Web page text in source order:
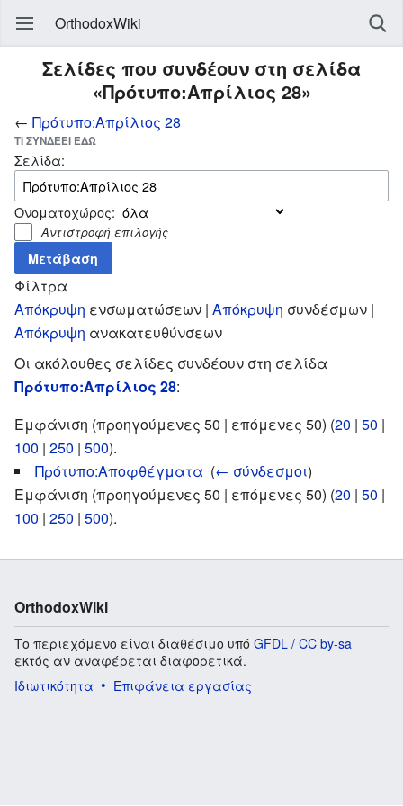
OrthodoxWiki
Σελίδες που συνδέουν στη σελίδα
«Πρότυπο:Απρίλιος 28»
← Πρότυπο:Απρίλιος 28
ΤΙ ΣΥΝΔΈΕΙ ΕΔΏ
Σελίδα:
Ονοματοχώρος:
Αντιστροφή επιλογής
Φίλτρα
Απόκρυψη ενσωματώσεων | Απόκρυψη συνδέσμων |
Απόκρυψη ανακατευθύνσεων
Οι ακόλουθες σελίδες συνδέουν στη σελίδα
Πρότυπο:Απρίλιος 28:
Εμφάνιση (προηγούμενες 50 | επόμενες 50) (20 | 50 |
100 | 250 | 500).
Πρότυπο:Αποφθέγματα (← σύνδεσμοι)
Εμφάνιση (προηγούμενες 50 | επόμενες 50) (20 | 50 |
100 | 250 | 500).
OrthodoxWiki
Το περιεχόμενο είναι διαθέσιμο υπό GFDL / CC by-sa
εκτός αν αναφέρεται διαφορετικά.
Ιδιωτικότητα
Επιφάνεια εργασίας